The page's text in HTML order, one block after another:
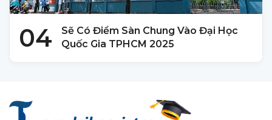
04
Sẽ Có Điểm Sàn Chung Vào Đại Học
Quốc Gia TPHCM 2025